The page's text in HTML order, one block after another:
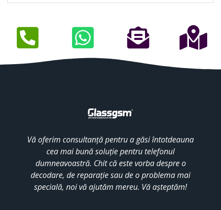
Vă oferim consultanță pentru a găsi întotdeauna
cea mai bună soluție pentru telefonul
dumneavoastră. Chit că este vorba despre o
decodare, de reparație sau de o problema mai
specială, noi vă ajutăm mereu. Vă așteptăm!